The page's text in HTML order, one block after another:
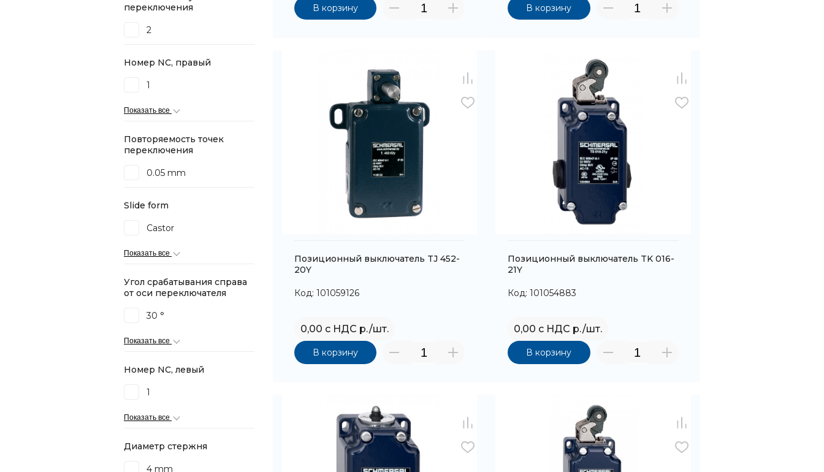
переключения
2
Номер NC, правый
1
Показать все
Повторяемость точек
переключения
0.05 mm
Slide form
Castor
Показать все
Угол срабатывания справа
от оси переключателя
30 °
Показать все
Номер NC, левый
1
Показать все
Диаметр стержня
4 mm
В корзину В корзину
Позиционный выключатель TJ 452-
20Y
Код: 101059126
0,00 с НДС р./шт.
В корзину
Позиционный выключатель TK 016-
21Y
Код: 101054883
0,00 с НДС р./шт.
В корзину